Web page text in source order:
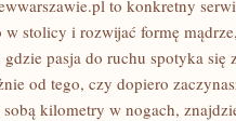
to konkretny
w stolicy i rozwijać formę
gdzie pasja do ruchu spotyka
od tego, czy dopiero
sobą kilometry w nogach,